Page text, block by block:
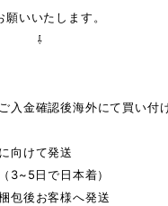
いいたします。
入金確認後海外にて買い付
向けて発送
本着）
包後お客様へ発送